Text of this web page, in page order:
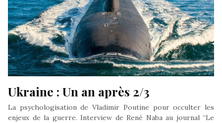
Ukraine : Un an après 2/3
La psychologisation de Vladimir Poutine pour occulter les
enjeux de la guerre. Interview de René Naba au journal “Le